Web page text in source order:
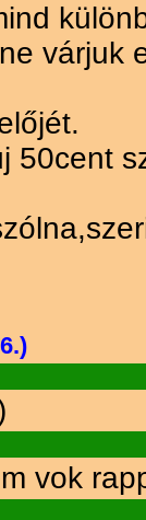
várjuk
50cent
vok